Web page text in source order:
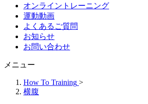
オンライントレーニング
運動動画
よくあるご質問
お知らせ
お問い合わせ
メニュー
How To Training >
横腹